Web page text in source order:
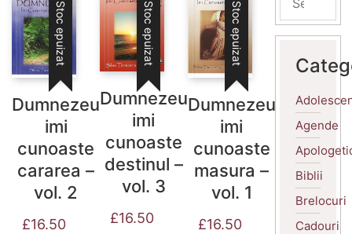
Stoc epuizat
Dumnezeu
imi
cunoaste
cararea –
vol. 2
£16.50
Stoc epuizat
Dumnezeu
imi
cunoaste
destinul –
vol. 3
£16.50
Stoc epuizat
Dumnezeu
imi
cunoaste
masura –
vol. 1
£16.50
Agende
Biblii
Brelocuri
Cadouri